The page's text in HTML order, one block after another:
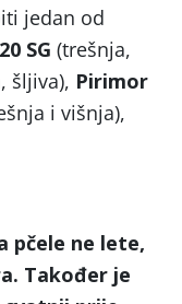
jedan od
SG (trešnja,
šljiva), Pirimor
i višnja),
pčele ne lete,
Također je